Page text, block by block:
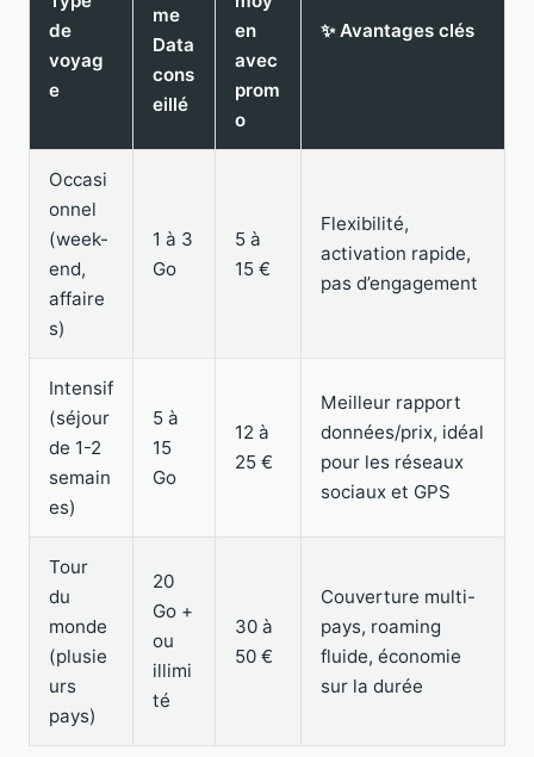
de
voyag
e
me
Data
cons
eillé
en
avec
prom
o
✨ Avantages clés
Occasi
onnel
(week-
end,
affaire
s)
1 à 3
Go
5 à
15 €
Flexibilité,
activation rapide,
pas d’engagement
Intensif
(séjour
de 1-2
semain
es)
5 à
15
Go
12 à
25 €
Meilleur rapport
données/prix, idéal
pour les réseaux
sociaux et GPS
Tour
du
monde
(plusie
urs
pays)
20
Go +
ou
illimi
té
30 à
50 €
Couverture multi-
pays, roaming
fluide, économie
sur la durée